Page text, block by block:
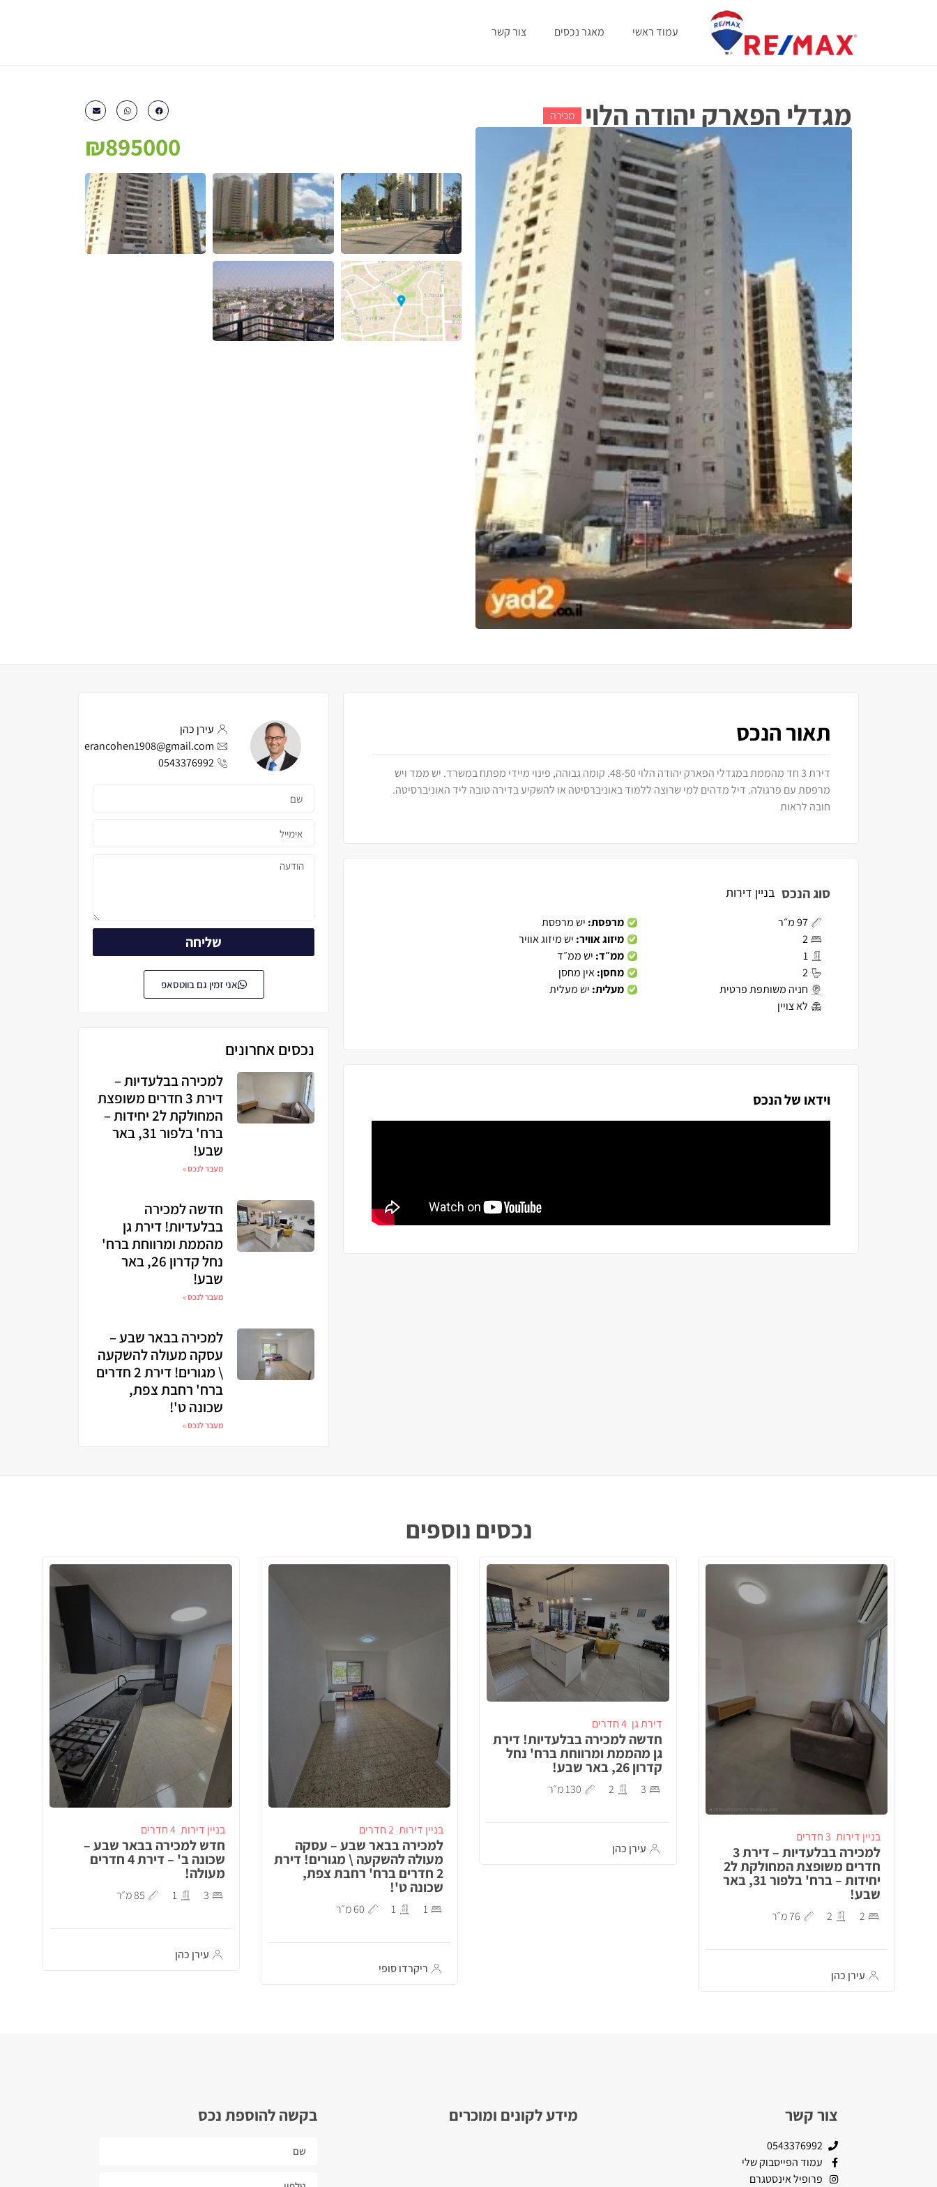
עמוד ראשי מאגר נכסים צור קשר
מגדלי הפארק יהודה הלוי
מכירה
₪895000
תאור הנכס
דירת 3 חד מהממת במגדלי הפארק יהודה הלוי 48-50. קומה גבוהה, פינוי מיידי מפתח במשרד. יש ממד ויש
מרפסת עם פרגולה. דיל מדהים למי שרוצה ללמוד באוניברסיטה או להשקיע בדירה טובה ליד האוניברסיטה.
חובה לראות
סוג הנכס בניין דירות
97 מ״ר
2
1
2
חניה משותפת פרטית
לא צויין
מרפסת: יש מרפסת
מיזוג אוויר: יש מיזוג אוויר
ממ״ד: יש ממ״ד
מחסן:אין מחסן
מעלית: יש מעלית
וידאו של הנכס
עירן כהן
erancohen1908@gmail.com
0543376992
שליחה
אני זמין גם בווטסאפ
נכסים אחרונים
למכירה בבלעדיות –
דירת 3 חדרים משופצת
המחולקת ל2 יחידות –
ברח' בלפור 31, באר
שבע!
מעבר לנכס »
חדשה למכירה
בבלעדיות! דירת גן
מהממת ומרווחת ברח'
נחל קדרון 26, באר
שבע!
מעבר לנכס »
למכירה בבאר שבע –
עסקה מעולה להשקעה
\ מגורים! דירת 2 חדרים
ברח' רחבת צפת,
שכונה ט'!
מעבר לנכס »
נכסים נוספים
בניין דירות 3 חדרים
למכירה בבלעדיות – דירת 3
חדרים משופצת המחולקת ל2
יחידות – ברח' בלפור 31, באר
שבע!
2
2 76 מ״ר
עירן כהן
דירת גן 4 חדרים
חדשה למכירה בבלעדיות! דירת
גן מהממת ומרווחת ברח' נחל
קדרון 26, באר שבע!
3
2 130 מ״ר
עירן כהן
בניין דירות 2 חדרים
למכירה בבאר שבע – עסקה
מעולה להשקעה \ מגורים! דירת
2 חדרים ברח' רחבת צפת,
שכונה ט'!
1
1 60 מ״ר
ריקרדו סופי
בניין דירות 4 חדרים
חדש למכירה בבאר שבע –
שכונה ב' – דירת 4 חדרים
מעולה!
3
1 85 מ״ר
עירן כהן
צור קשר
0543376992
עמוד הפייסבוק שלי
פרופיל אינסטגרם
מידע לקונים ומוכרים בקשה להוספת נכס